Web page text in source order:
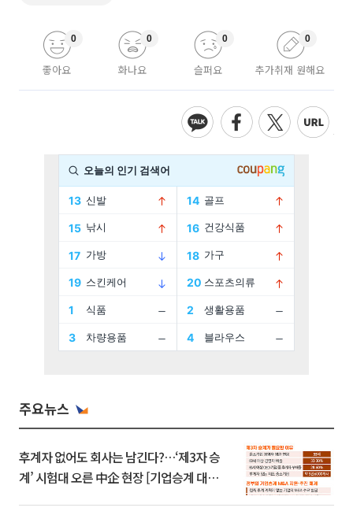
좋아요
0
화나요
0
슬퍼요
0
추가취재 원해요
0
주요뉴스
후계자 없어도 회사는 남긴다?…‘제3자 승
계’ 시험대 오른 中企 현장 [기업승계 대전